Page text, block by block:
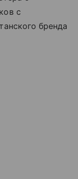
с
бренда